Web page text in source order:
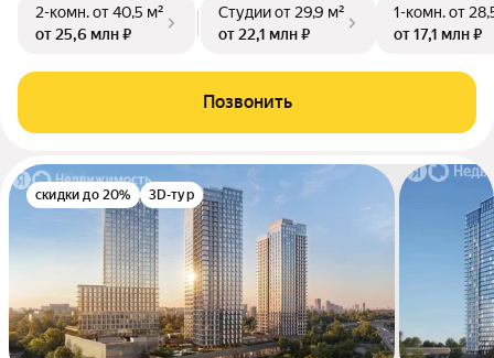
2-комн.от 40,5 м²
от 25,6 млн ₽
Студииот 29,9 м²
от 22,1 млн ₽
1-комн.от
от 17,1 млн ₽
Позвонить
скидки до 20% 3D-тур